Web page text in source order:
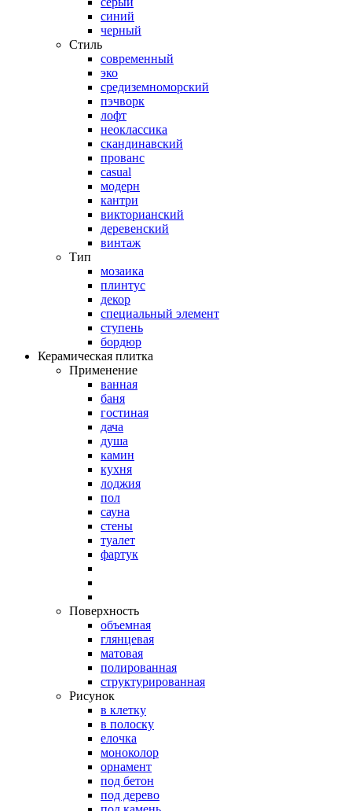
синий
черный
Стиль
современный
эко
средиземноморский
пэчворк
лофт
неоклассика
скандинавский
прованс
casual
модерн
кантри
викторианский
деревенский
винтаж
Тип
мозаика
плинтус
декор
специальный элемент
ступень
бордюр
Керамическая плитка
Применение
ванная
баня
гостиная
дача
душа
камин
кухня
лоджия
пол
сауна
стены
туалет
фартук
Поверхность
объемная
глянцевая
матовая
полированная
структурированная
Рисунок
в клетку
в полоску
елочка
моноколор
орнамент
под бетон
под дерево